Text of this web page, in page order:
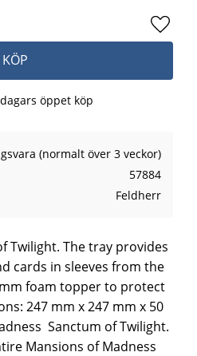
KÖP
Lägg
öppet köp
(normalt över 3 veckor)
57884
Feldherr
Twilight. The tray provides
cards in sleeves from the
foam topper to protect
247 mm x 247 mm x 50
 Sanctum of Twilight.
Mansions of Madness 